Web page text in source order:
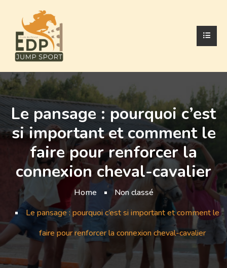
Le pansage : pourquoi c’est
si important et comment le
faire pour renforcer la
connexion cheval-cavalier
Home
Non classé
Le pansage : pourquoi c’est si important et comment le
faire pour renforcer la connexion cheval-cavalier